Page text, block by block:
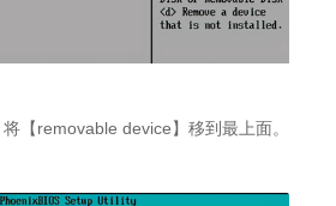
【removable device】移到最上面。